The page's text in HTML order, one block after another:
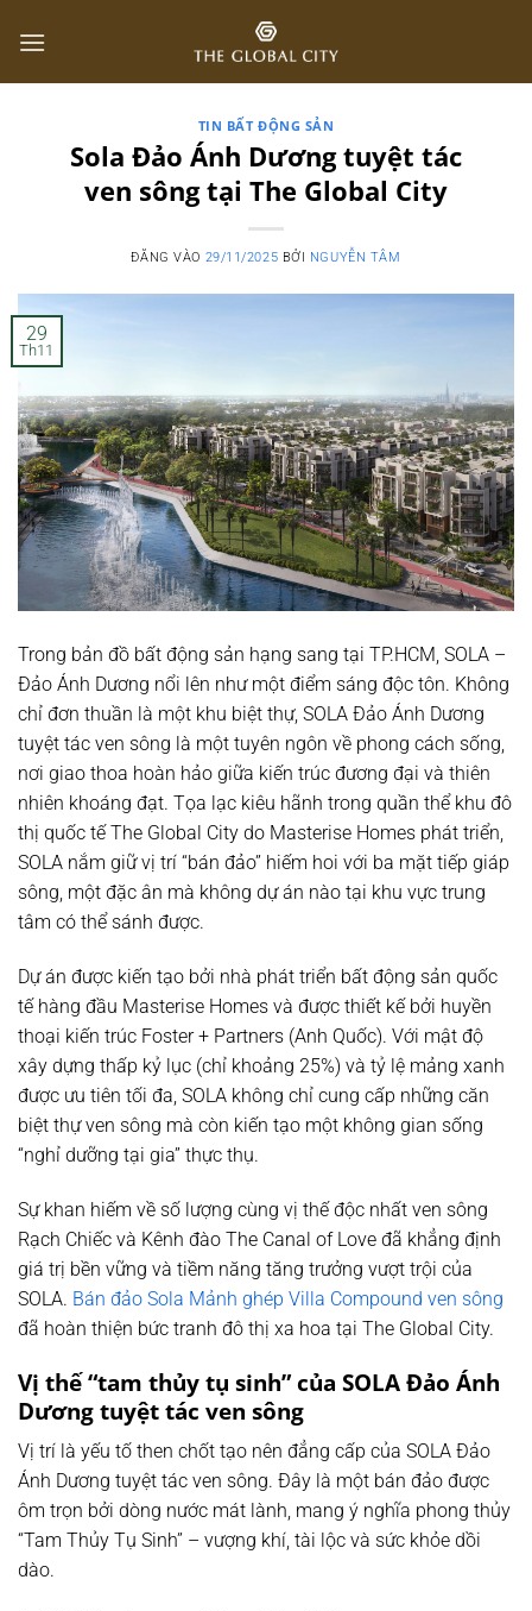
qua
TIN BẤT ĐỘNG SẢN
Sola Đảo Ánh Dương tuyệt tác
ven sông tại The Global City
ĐĂNG VÀO 29/11/2025 BỞI NGUYỄN TÂM
29
Th11
Trong bản đồ bất động sản hạng sang tại TP.HCM, SOLA –
Đảo Ánh Dương nổi lên như một điểm sáng độc tôn. Không
chỉ đơn thuần là một khu biệt thự, SOLA Đảo Ánh Dương
tuyệt tác ven sông là một tuyên ngôn về phong cách sống,
nơi giao thoa hoàn hảo giữa kiến trúc đương đại và thiên
nhiên khoáng đạt. Tọa lạc kiêu hãnh trong quần thể khu đô
thị quốc tế The Global City do Masterise Homes phát triển,
SOLA nắm giữ vị trí “bán đảo” hiếm hoi với ba mặt tiếp giáp
sông, một đặc ân mà không dự án nào tại khu vực trung
tâm có thể sánh được.
Dự án được kiến tạo bởi nhà phát triển bất động sản quốc
tế hàng đầu Masterise Homes và được thiết kế bởi huyền
thoại kiến trúc Foster + Partners (Anh Quốc). Với mật độ
xây dựng thấp kỷ lục (chỉ khoảng 25%) và tỷ lệ mảng xanh
được ưu tiên tối đa, SOLA không chỉ cung cấp những căn
biệt thự ven sông mà còn kiến tạo một không gian sống
“nghỉ dưỡng tại gia” thực thụ.
Sự khan hiếm về số lượng cùng vị thế độc nhất ven sông
Rạch Chiếc và Kênh đào The Canal of Love đã khẳng định
giá trị bền vững và tiềm năng tăng trưởng vượt trội của
SOLA. Bán đảo Sola Mảnh ghép Villa Compound ven sông
đã hoàn thiện bức tranh đô thị xa hoa tại The Global City.
Vị thế “tam thủy tụ sinh” của SOLA Đảo Ánh
Dương tuyệt tác ven sông
Vị trí là yếu tố then chốt tạo nên đẳng cấp của SOLA Đảo
Ánh Dương tuyệt tác ven sông. Đây là một bán đảo được
ôm trọn bởi dòng nước mát lành, mang ý nghĩa phong thủy
“Tam Thủy Tụ Sinh” – vượng khí, tài lộc và sức khỏe dồi
dào.